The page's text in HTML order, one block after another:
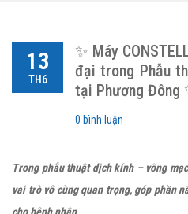
13
TH6
✨ Máy
đại trong Phẫu
tại Phương Đông
0 bình luận
Trong phẫu thuật dịch kính – võng
vai trò vô cùng quan trọng, góp phần